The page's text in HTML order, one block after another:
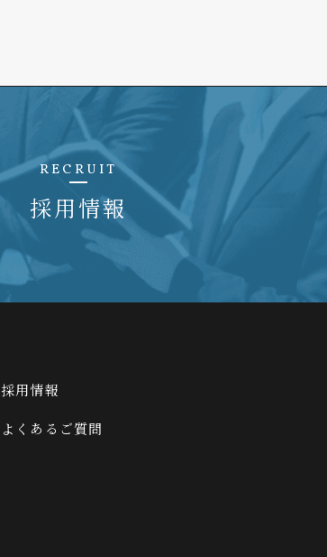
RECRUIT
採用情報
採用情報
よくあるご質問